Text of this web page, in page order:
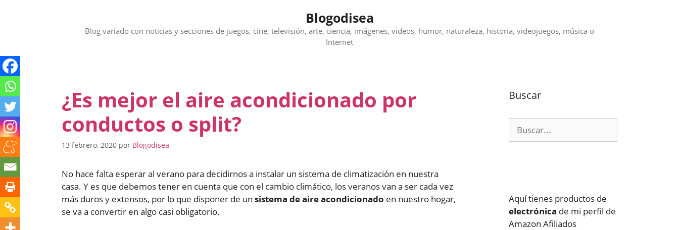
Blogodisea
Blog variado con noticias y secciones de juegos, cine, televisión, arte, ciencia, imágenes, videos, humor, naturaleza, historia, videojuegos, música o
Internet
¿Es mejor el aire acondicionado por
conductos o split?
13 febrero, 2020 por Blogodisea
No hace falta esperar al verano para decidirnos a instalar un sistema de climatización en nuestra
casa. Y es que debemos tener en cuenta que con el cambio climático, los veranos van a ser cada vez
más duros y extensos, por lo que disponer de un sistema de aire acondicionado en nuestro hogar,
se va a convertir en algo casi obligatorio.
Buscar
Aquí tienes productos de
electrónica de mi perfil de
Amazon Afiliados